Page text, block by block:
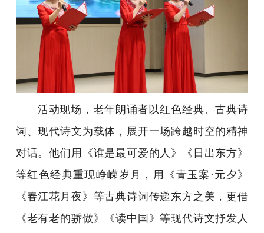
活动现场，老年朗诵者以红色经典、古典诗
词、现代诗文为载体，展开一场跨越时空的精神
对话。他们用《谁是最可爱的人》《日出东方》
等红色经典重现峥嵘岁月，用《青玉案·元夕》
《春江花月夜》等古典诗词传递东方之美，更借
《老有老的骄傲》《读中国》等现代诗文抒发人